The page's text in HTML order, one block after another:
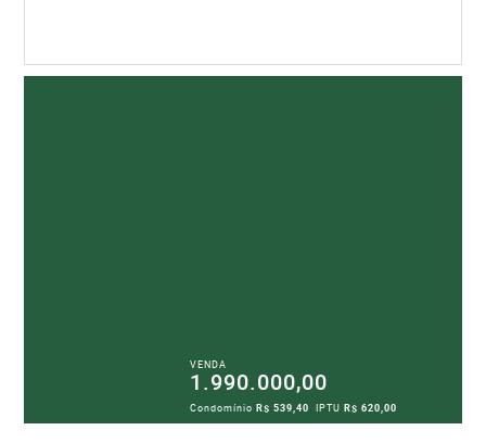
VENDA
1.990.000,00
CondomínioR$ 539,40 IPTUR$ 620,00